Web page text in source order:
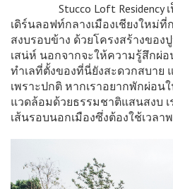
Stucco Loft Residency เป็
เดิร์นลอฟท์กลางเมืองเชียงให
สงบรอบข้าง ด้วยโครงสร้างของ
เสน่ห์ นอกจากจะให้ความรู้สึกผ่
ทำเลที่ตั้งของที่นี่ยังสะดวกสบาย
เพราะปกติ หากเราอยากพักผ่อ
แวดล้อมด้วยธรรมชาติแสนสงบ
เส้นรอบนอกเมืองซึ่งต้องใช้เวลา